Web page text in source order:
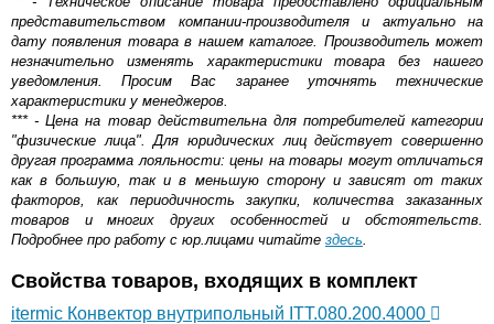
представительством компании-производителя и актуально на
дату появления товара в нашем каталоге. Производитель может
незначительно изменять характеристики товара без нашего
уведомления. Просим Вас заранее уточнять технические
характеристики у менеджеров.
*** - Цена на товар действительна для потребителей категории
"физические лица". Для юридических лиц действует совершенно
другая программа лояльности: цены на товары могут отличаться
как в большую, так и в меньшую сторону и зависят от таких
факторов, как периодичность закупки, количества заказанных
товаров и многих других особенностей и обстоятельств.
Подробнее про работу с юр.лицами читайте здесь.
Свойства товаров, входящих в комплект
itermic Конвектор внутрипольный ITT.080.200.4000